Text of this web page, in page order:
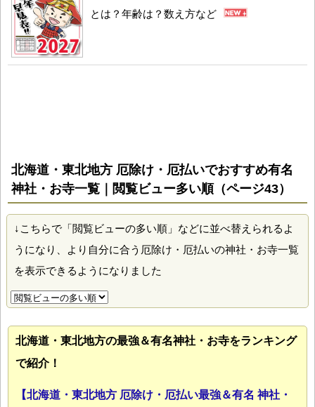
とは？年齢は？数え方など
北海道・東北地方 厄除け・厄払いでおすすめ有名
神社・お寺一覧｜閲覧ビュー多い順（ページ43）
↓こちらで「閲覧ビューの多い順」などに並べ替えられるよ
うになり、より自分に合う厄除け・厄払いの神社・お寺一覧
を表示できるようになりました
北海道・東北地方の最強＆有名神社・お寺をランキング
で紹介！
【北海道・東北地方 厄除け・厄払い最強＆有名 神社・